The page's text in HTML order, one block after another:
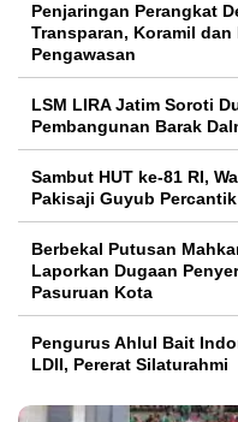
Penjaringan Perangkat
Transparan, Koramil
Pengawasan
LSM LIRA Jatim Soroti
Pembangunan Barak
Sambut HUT ke-81 RI,
Pakisaji Guyub
Berbekal Putusan
Laporkan Dugaan
Pasuruan Kota
Pengurus Ahlul Bait
LDII, Pererat Silaturahmi